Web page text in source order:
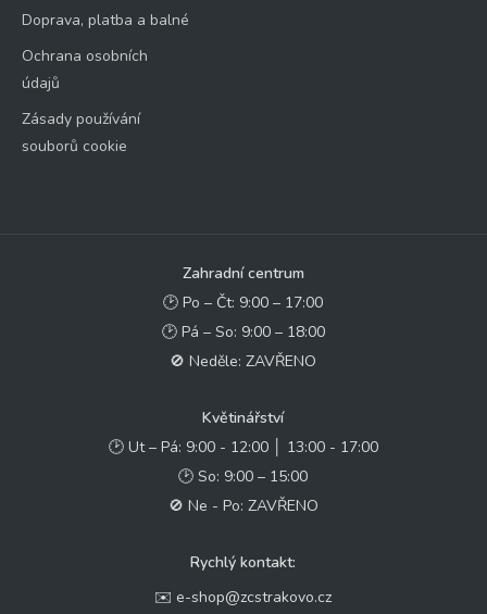
Doprava, platba a balné
Ochrana osobních
údajů
Zásady používání
souborů cookie
Zahradní centrum
🕑 Po – Čt: 9:00 – 17:00
🕑 Pá – So: 9:00 – 18:00
🚫 Neděle: ZAVŘENO
Květinářství
🕑 Ut – Pá: 9:00 - 12:00 │ 13:00 - 17:00
🕑 So: 9:00 – 15:00
🚫 Ne - Po: ZAVŘENO
Rychlý kontakt:
✉️ e-shop@zcstrakovo.cz